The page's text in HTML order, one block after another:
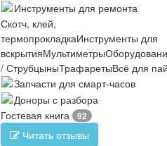
Инструменты для ремонта
Скотч, клей,
термопрокладкаИнструменты для
вскрытияМультиметры
/ СтрубцыныТрафаретыВсё для
Запчасти для смарт-часов
Доноры с разбора
Гостевая книга
92
Читать отзывы